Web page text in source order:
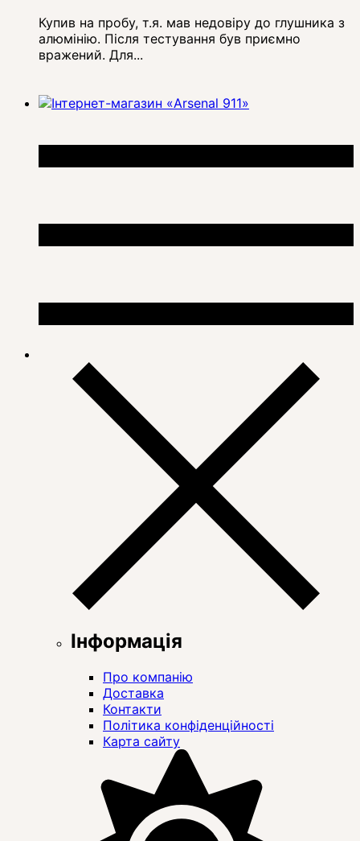
Купив на пробу, т.я. мав недовіру до глушника з
алюмінію. Після тестування був приємно
вражений. Для...
Інформація
Про компанію
Доставка
Контакти
Політика конфіденційності
Карта сайту